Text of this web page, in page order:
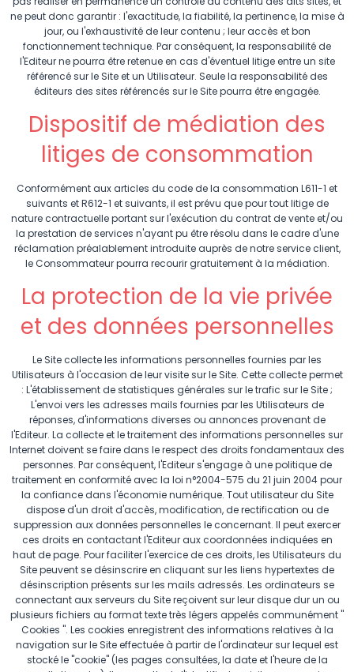
ne peut donc garantir : l'exactitude, la fiabilité, la pertinence, la mise à
jour, ou l'exhaustivité de leur contenu ; leur accès et bon
fonctionnement technique. Par conséquent, la responsabilité de
l'Editeur ne pourra être retenue en cas d'éventuel litige entre un site
référencé sur le Site et un Utilisateur. Seule la responsabilité des
éditeurs des sites référencés sur le Site pourra être engagée.
Dispositif de médiation des
litiges de consommation
Conformément aux articles du code de la consommation L611-1 et
suivants et R612-1 et suivants, il est prévu que pour tout litige de
nature contractuelle portant sur l'exécution du contrat de vente et/ou
la prestation de services n'ayant pu être résolu dans le cadre d'une
réclamation préalablement introduite auprès de notre service client,
le Consommateur pourra recourir gratuitement à la médiation.
La protection de la vie privée
et des données personnelles
Le Site collecte les informations personnelles fournies par les
Utilisateurs à l'occasion de leur visite sur le Site. Cette collecte permet
: L'établissement de statistiques générales sur le trafic sur le Site ;
L'envoi vers les adresses mails fournies par les Utilisateurs de
réponses, d'informations diverses ou annonces provenant de
l'Editeur. La collecte et le traitement des informations personnelles sur
Internet doivent se faire dans le respect des droits fondamentaux des
personnes. Par conséquent, l'Editeur s'engage à une politique de
traitement en conformité avec la loi n°2004-575 du 21 juin 2004 pour
la confiance dans l'économie numérique. Tout utilisateur du Site
dispose d'un droit d'accès, modification, de rectification ou de
suppression aux données personnelles le concernant. Il peut exercer
ces droits en contactant l'Editeur aux coordonnées indiquées en
haut de page. Pour faciliter l'exercice de ces droits, les Utilisateurs du
Site peuvent se désinscrire en cliquant sur les liens hypertextes de
désinscription présents sur les mails adressés. Les ordinateurs se
connectant aux serveurs du Site reçoivent sur leur disque dur un ou
plusieurs fichiers au format texte très légers appelés communément "
Cookies ". Les cookies enregistrent des informations relatives à la
navigation sur le Site effectuée à partir de l'ordinateur sur lequel est
stocké le "cookie" (les pages consultées, la date et l'heure de la